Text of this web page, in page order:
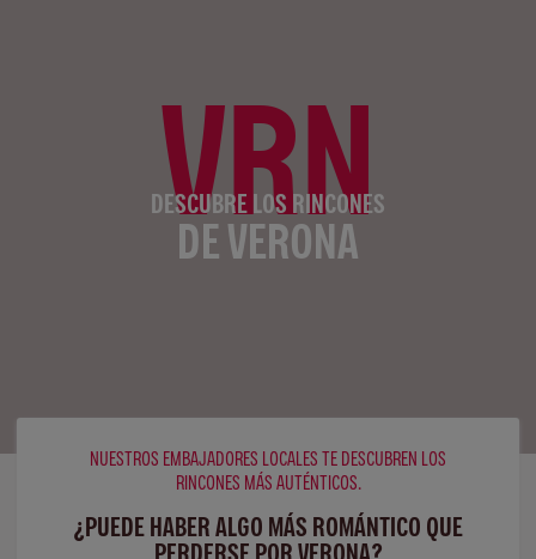
VRN
DESCUBRE LOS RINCONES
DE VERONA
NUESTROS EMBAJADORES LOCALES TE DESCUBREN LOS
RINCONES MÁS AUTÉNTICOS.
¿PUEDE HABER ALGO MÁS ROMÁNTICO QUE
PERDERSE POR VERONA?